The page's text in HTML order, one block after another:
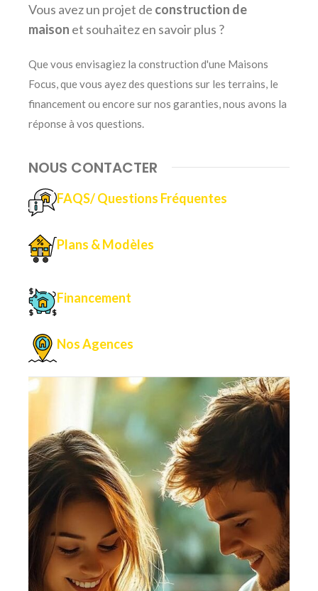
Vous avez un projet de construction de
maison et souhaitez en savoir plus ?
Que vous envisagiez la construction d'une Maisons
Focus, que vous ayez des questions sur les terrains, le
financement ou encore sur nos garanties, nous avons la
réponse à vos questions
NOUS CONTACTER
FAQS/ Questions Fréquentes
Plans & Modèles
Financement
Nos Agences